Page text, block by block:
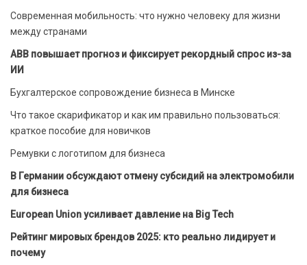
Современная мобильность: что нужно человеку для жизни
между странами
ABB повышает прогноз и фиксирует рекордный спрос из-за
ИИ
Бухгалтерское сопровождение бизнеса в Минске
Что такое скарификатор и как им правильно пользоваться:
краткое пособие для новичков
Ремувки с логотипом для бизнеса
В Германии обсуждают отмену субсидий на электромобили
для бизнеса
European Union усиливает давление на Big Tech
Рейтинг мировых брендов 2025: кто реально лидирует и
почему